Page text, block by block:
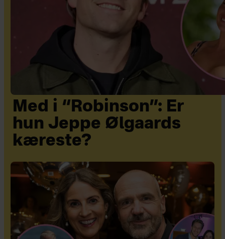
Med i “Robinson”: Er
hun Jeppe Ølgaards
kæreste?